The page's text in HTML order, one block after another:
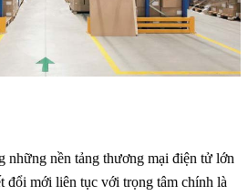
những nền tảng thương mại điện tử lớn
đổi mới liên tục với trọng tâm chính là